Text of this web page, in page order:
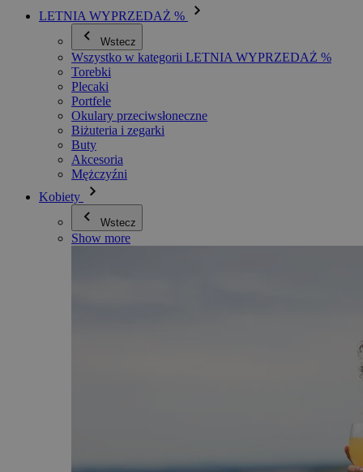
LETNIA WYPRZEDAŻ %
Wstecz
Wszystko w kategorii LETNIA WYPRZEDAŻ %
Torebki
Plecaki
Portfele
Okulary przeciwsłoneczne
Biżuteria i zegarki
Buty
Akcesoria
Mężczyźni
Kobiety
Wstecz
Show more